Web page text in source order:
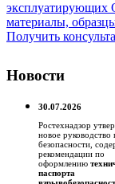
Получить
Новости
30.07.2026
Ростехнадзор
новое руководство
безопасности,
рекомендации по
оформлению
паспорта